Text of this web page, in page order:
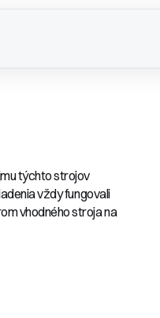
týchto strojov
vždy fungovali
vhodného stroja na